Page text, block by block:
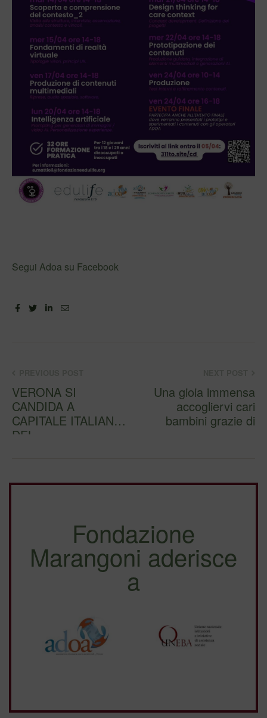
Segui Adoa su Facebook
FacebookTwitterLinkedin
Email
VERONA SI
CANDIDA A
CAPITALE ITALIANA
DEL
Una gioia immensa
accogliervi cari
bambini grazie di
Fondazione
Marangoni aderisce
a